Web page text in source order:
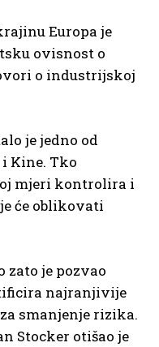
Europa je
ovisnost o
o industrijskoj
je jedno od
Kine. Tko
mjeri kontrolira i
će oblikovati
zato je pozvao
najranjivije
smanjenje rizika.
Stocker otišao je